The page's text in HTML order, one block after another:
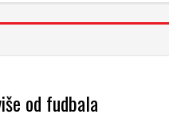
od fudbala